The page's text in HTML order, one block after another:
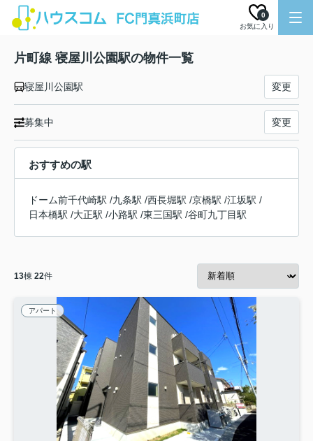
お気に入り
0
片町線 寝屋川公園駅の物件一覧
寝屋川公園駅 変更
募集中 変更
おすすめの駅
ドーム前千代崎駅 /九条駅 /西長堀駅 /京橋駅 /江坂駅 /
日本橋駅 /大正駅 /小路駅 /東三国駅 /谷町九丁目駅
13棟 22件
アパート